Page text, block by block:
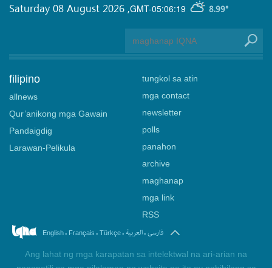
GMT-05:06:19 8.99°
Saturday 08 August 2026 ,
filipino
allnews
Qur’anikong mga Gawain
Pandaigdig
Larawan-Pelikula
tungkol sa atin
mga contact
newsletter
polls
panahon
archive
maghanap
mga link
RSS
English. Français . Türkçe. العربیة.فارسی
Ang lahat ng mga karapatan sa intelektwal na ari-arian na